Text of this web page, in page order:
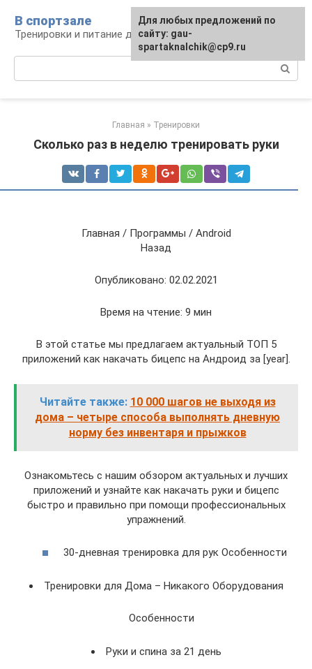
контенту
В спортзале
Тренировки и питание для здоровья
Главная » Тренировки
Сколько раз в неделю тренировать руки
Главная / Программы / Android
Назад
Опубликовано: 02.02.2021
Время на чтение: 9 мин
В этой статье мы предлагаем актуальный ТОП 5
приложений как накачать бицепс на Андроид за [year].
Читайте также: 10 000 шагов не выходя из
дома – четыре способа выполнять дневную
норму без инвентаря и прыжков
Ознакомьтесь с нашим обзором актуальных и лучших
приложений и узнайте как накачать руки и бицепс
быстро и правильно при помощи профессиональных
упражнений.
30-дневная тренировка для рук Особенности
Тренировки для Дома – Никакого Оборудования
Особенности
Руки и спина за 21 день
Для любых предложений по
сайту: gau-
spartaknalchik@cp9.ru